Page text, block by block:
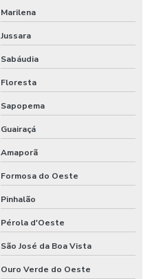
Marilena
Jussara
Sabáudia
Floresta
Sapopema
Guairaçá
Amaporã
Formosa do Oeste
Pinhalão
Pérola d'Oeste
São José da Boa Vista
Ouro Verde do Oeste